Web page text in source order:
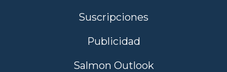
Suscripciones
Publicidad
Salmon Outlook